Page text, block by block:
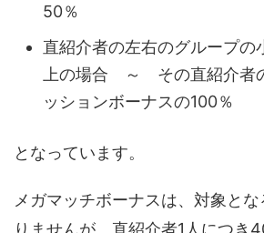
50％
直紹介者の左右のグループの
上の場合 ～ その直紹介者
ッションボーナスの100％
となっています。
メガマッチボーナスは、対象と
りませんが、直紹介者1人につき